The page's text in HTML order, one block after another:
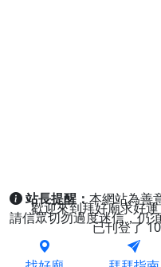
站長提醒：本網站為善
請信眾切勿過度迷信，仍
歡迎來到拜好廟求好
已刊登了